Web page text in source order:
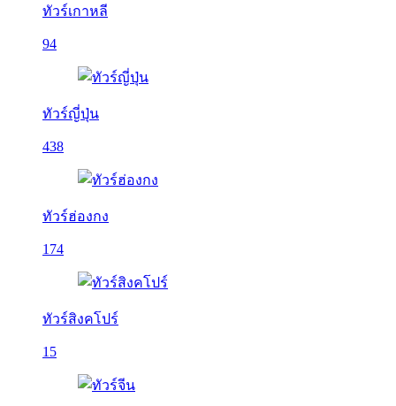
ทัวร์เกาหลี
94
ทัวร์ญี่ปุ่น
438
ทัวร์ฮ่องกง
174
ทัวร์สิงคโปร์
15